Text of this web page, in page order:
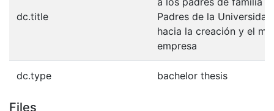
dc.title
Padres de la
hacia la creación y el
empresa
dc.type bachelor thesis
Files